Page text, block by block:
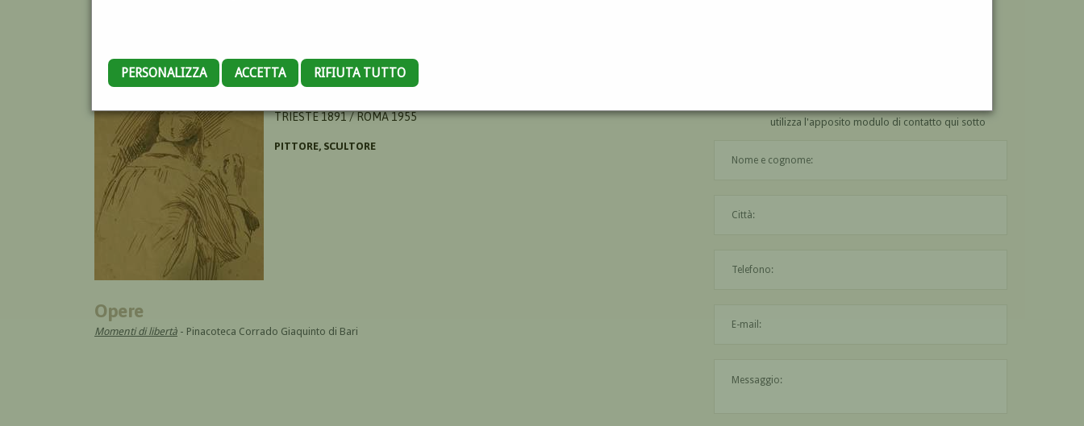
PERSONALIZZA ACCETTA RIFIUTA TUTTO
ERMINIO LOY
TRIESTE 1891 / ROMA 1955
PITTORE, SCULTORE
Opere
Momenti di libertà - Pinacoteca Corrado Giaquinto di Bari
utilizza l'apposito modulo di contatto qui sotto